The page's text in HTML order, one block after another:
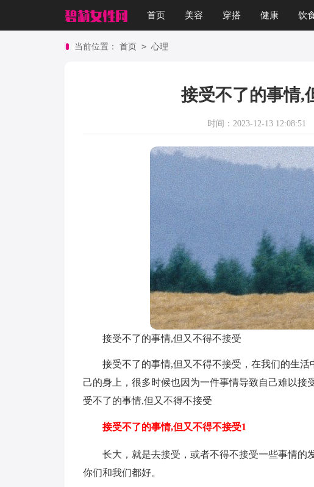
首页 美容 穿搭 健康 饮
当前位置： 首页 > 心理
接受不了的事情,
时间：2023-12-13 12:08:51
接受不了的事情,但又不得不接受
接受不了的事情,但又不得不接受，在我们的生
己的身上，很多时候也因为一件事情导致自己难以
受不了的事情,但又不得不接受
接受不了的事情,但又不得不接受1
长大，就是去接受，或者不得不接受一些事情的
你们和我们都好。